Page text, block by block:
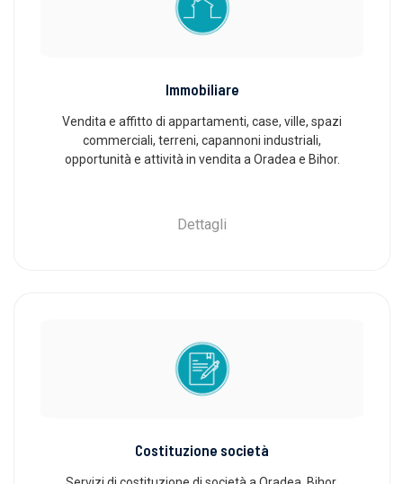
Immobiliare
Vendita e affitto di appartamenti, case, ville, spazi
commerciali, terreni, capannoni industriali,
opportunità e attività in vendita a Oradea e Bihor.
Dettagli
Costituzione società